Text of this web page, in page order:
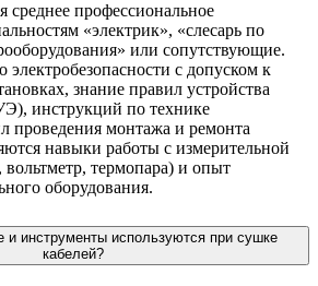
среднее профессиональное
«электрик», «слесарь по
или сопутствующие.
с допуском к
знание правил устройства
инструкций по технике
проведения монтажа и ремонта
навыки работы с измерительной
термопара) и опыт
оборудования.
и инструменты используются при сушке
кабелей?